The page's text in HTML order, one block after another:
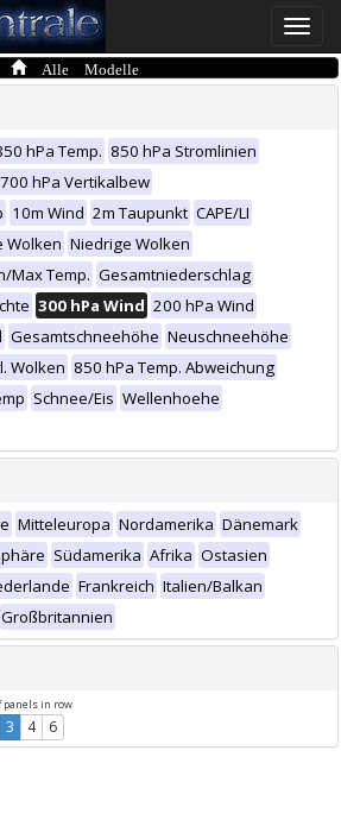
Toggle
Alle Modelle
hPa Temp. 850 hPa Stromlinien
700 hPa Vertikalbew
10m Wind 2m Taupunkt CAPE/LI
Wolken Niedrige Wolken
Max Temp. Gesamtniederschlag
300 hPa Wind 200 hPa Wind
Gesamtschneehöhe Neuschneehöhe
Wolken 850 hPa Temp. Abweichung
Schnee/Eis Wellenhoehe
Mitteleuropa Nordamerika Dänemark
Südamerika Afrika Ostasien
Frankreich Italien/Balkan
Großbritannien
panels in row
3 4 6